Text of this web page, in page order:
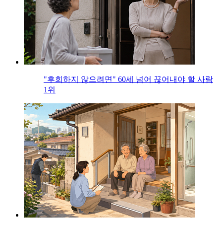
"후회하지 않으려면" 60세 넘어 끊어내야 할 사람
1위